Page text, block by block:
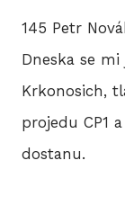
145 Petr
Dneska se
Krkonosich,
projedu CP1
dostanu.